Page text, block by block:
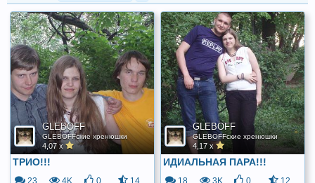
GLEBOFF
GLEBOFFские хренюшки
4,07 x
ТРИО!!!
23 4K 0 14
GLEBOFF
GLEBOFFские хренюшки
4,17 x
ИДИАЛЬНАЯ ПАРА!!!
18 3K 0 12